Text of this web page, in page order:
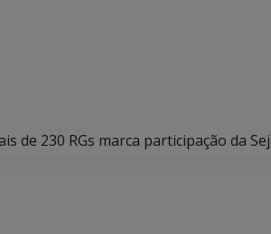
de 230 RGs marca participação da